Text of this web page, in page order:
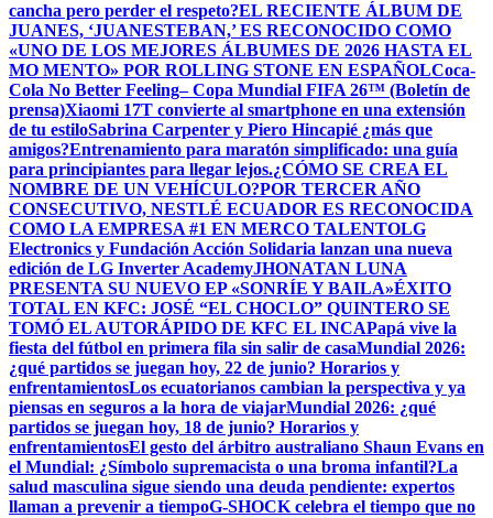
cancha pero perder el respeto?EL RECIENTE ÁLBUM DE
JUANES, ‘JUANESTEBAN,’ ES RECONOCIDO COMO
«UNO DE LOS MEJORES ÁLBUMES DE 2026 HASTA EL
MO MENTO» POR ROLLING STONE EN ESPAÑOLCoca-
Cola No Better Feeling– Copa Mundial FIFA 26™ (Boletín de
prensa)Xiaomi 17T convierte al smartphone en una extensión
de tu estiloSabrina Carpenter y Piero Hincapié ¿más que
amigos?Entrenamiento para maratón simplificado: una guía
para principiantes para llegar lejos.¿CÓMO SE CREA EL
NOMBRE DE UN VEHÍCULO?POR TERCER AÑO
CONSECUTIVO, NESTLÉ ECUADOR ES RECONOCIDA
COMO LA EMPRESA #1 EN MERCO TALENTOLG
Electronics y Fundación Acción Solidaria lanzan una nueva
edición de LG Inverter AcademyJHONATAN LUNA
PRESENTA SU NUEVO EP «SONRÍE Y BAILA»ÉXITO
TOTAL EN KFC: JOSÉ “EL CHOCLO” QUINTERO SE
TOMÓ EL AUTORÁPIDO DE KFC EL INCAPapá vive la
fiesta del fútbol en primera fila sin salir de casaMundial 2026:
¿qué partidos se juegan hoy, 22 de junio? Horarios y
enfrentamientosLos ecuatorianos cambian la perspectiva y ya
piensas en seguros a la hora de viajarMundial 2026: ¿qué
partidos se juegan hoy, 18 de junio? Horarios y
enfrentamientosEl gesto del árbitro australiano Shaun Evans en
el Mundial: ¿Símbolo supremacista o una broma infantil?La
salud masculina sigue siendo una deuda pendiente: expertos
llaman a prevenir a tiempoG-SHOCK celebra el tiempo que no